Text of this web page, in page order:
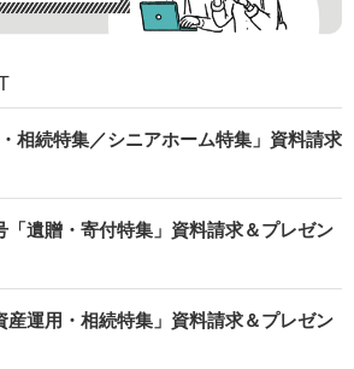
相続特集／シニアホーム特集」資料請求
遺贈・寄付特集」資料請求＆プレゼン
産運用・相続特集」資料請求＆プレゼン